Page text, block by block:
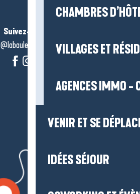
CHAMBRES
VILLAGES ET
AGENCES IMMO -
VENIR ET SE
IDÉES SÉJOUR
Suivez-nous !
@labauleguérande